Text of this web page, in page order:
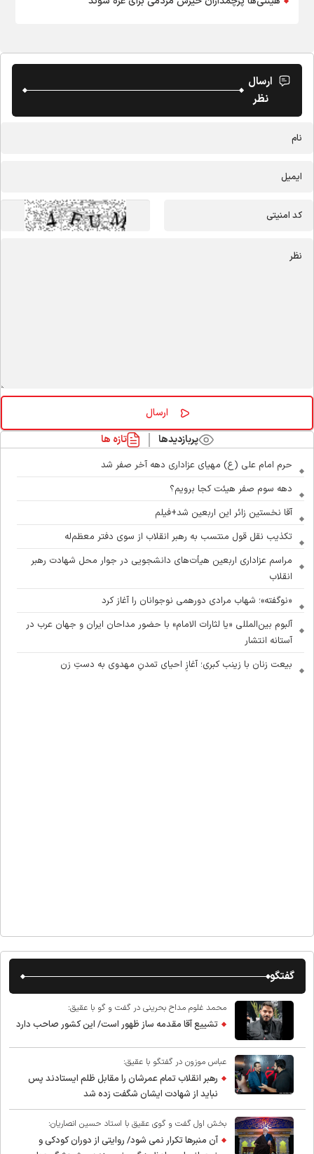
ارسال
نظر
پربازدیدها تازه ها
حرم امام علی (ع) مهیای عزاداری دهه آخر صفر شد
دهه سوم صفر هیئت کجا برویم؟
آقا نخستین زائر این اربعین شد+فیلم
تکذیب نقل قول منتسب به رهبر انقلاب از سوی دفتر معظم‌له
مراسم عزاداری اربعین هیأت‌های دانشجویی در جوار محل شهادت رهبر
انقلاب
«نوگفته»؛ شهاب مرادی دورهمی نوجوانان را آغاز کرد
آلبوم بین‌المللی «یا لثارات الامام» با حضور مداحان ایران و جهان عرب در
آستانه انتشار
بیعت زنان با زینب کبری؛ آغازِ احیای تمدنِ مهدوی به دستِ زن
گفتگو
محمد غلوم مداح بحرینی در گفت و گو با عقیق:
تشییع آقا مقدمه ساز ظهور است/ این کشور صاحب دارد
عباس موزون در گفتگو با عقیق:
رهبر انقلاب تمام عمرشان را مقابل ظلم ایستادند پس
نباید از شهادت ایشان شگفت زده شد
بخش اول گفت و گوی عقیق با استاد حسین انصاریان:
آن منبرها تکرار نمی شود/ روایتی از دوران کودکی و